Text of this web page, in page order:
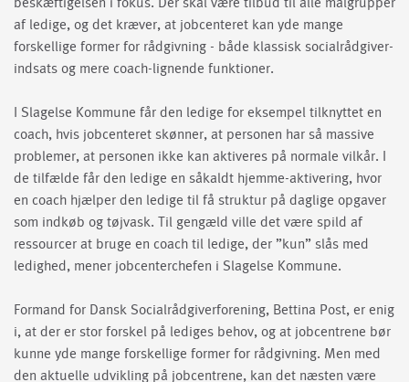
af ledige, og det kræver, at jobcenteret kan yde mange
forskellige former for rådgivning - både klassisk socialrådgiver-
indsats og mere coach-lignende funktioner.
I Slagelse Kommune får den ledige for eksempel tilknyttet en
coach, hvis jobcenteret skønner, at personen har så massive
problemer, at personen ikke kan aktiveres på normale vilkår. I
de tilfælde får den ledige en såkaldt hjemme-aktivering, hvor
en coach hjælper den ledige til få struktur på daglige opgaver
som indkøb og tøjvask. Til gengæld ville det være spild af
ressourcer at bruge en coach til ledige, der ”kun” slås med
ledighed, mener jobcenterchefen i Slagelse Kommune.
Formand for Dansk Socialrådgiverforening, Bettina Post, er enig
i, at der er stor forskel på lediges behov, og at jobcentrene bør
kunne yde mange forskellige former for rådgivning. Men med
den aktuelle udvikling på jobcentrene, kan det næsten være